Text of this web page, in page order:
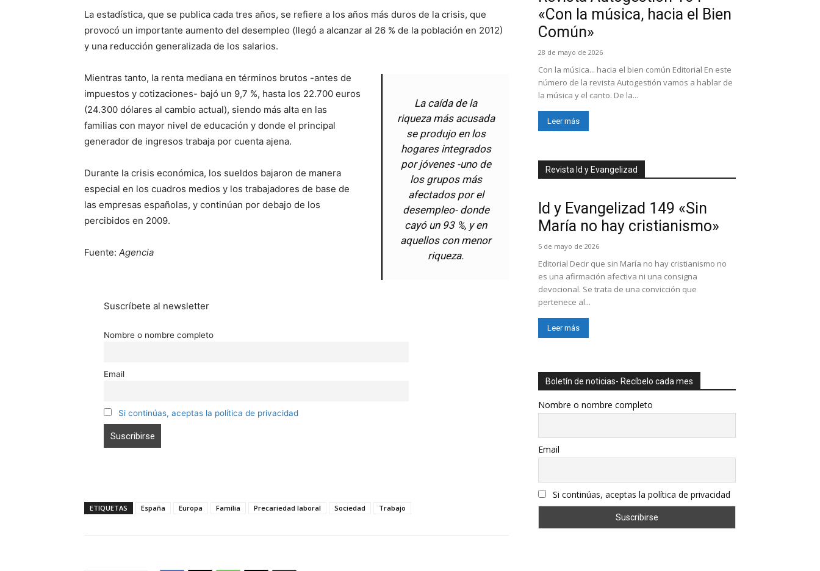
La estadística, que se publica cada tres años, se refiere a los años más duros de la crisis, que
provocó un importante aumento del desempleo (llegó a alcanzar al 26 % de la población en 2012)
y una reducción generalizada de los salarios.
La caída de la
riqueza más acusada
se produjo en los
hogares integrados
por jóvenes -uno de
los grupos más
afectados por el
desempleo- donde
cayó un 93 %, y en
aquellos con menor
riqueza.
Mientras tanto, la renta mediana en términos brutos -antes de
impuestos y cotizaciones- bajó un 9,7 %, hasta los 22.700 euros
(24.300 dólares al cambio actual), siendo más alta en las
familias con mayor nivel de educación y donde el principal
generador de ingresos trabaja por cuenta ajena.
Durante la crisis económica, los sueldos bajaron de manera
especial en los cuadros medios y los trabajadores de base de
las empresas españolas, y continúan por debajo de los
percibidos en 2009.
Fuente: Agencia
Suscríbete al newsletter
Nombre o nombre completo
Email
Si continúas, aceptas la política de privacidad
ETIQUETAS España Europa Familia Precariedad laboral Sociedad Trabajo
«Con la música, hacia el Bien
Común»
28 de mayo de 2026
Con la música... hacia el bien común Editorial En este
número de la revista Autogestión vamos a hablar de
la música y el canto. De la...
Leer más
Revista Id y Evangelizad
Id y Evangelizad 149 «Sin
María no hay cristianismo»
5 de mayo de 2026
Editorial Decir que sin María no hay cristianismo no
es una afirmación afectiva ni una consigna
devocional. Se trata de una convicción que
pertenece al...
Leer más
Boletín de noticias- Recíbelo cada mes
Nombre o nombre completo
Email
Si continúas, aceptas la política de privacidad